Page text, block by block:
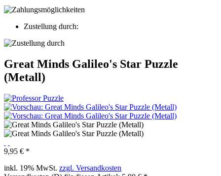
Zustellung durch:
Great Minds Galileo's Star Puzzle
(Metall)
9,95 € *
inkl. 19% MwSt. zzgl. Versandkosten